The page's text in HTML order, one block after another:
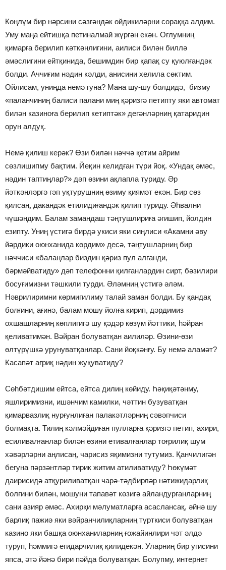
Көңлүм бир нәрсини сәзгәндәк өйдикиләрни сораққа алдим.
Уму маңа ейтишқа петиналмай жүргән екән. Оғлумниң
қимарға берилип кәткәнлигини, аилиси билән биллә
әмәслигини ейтқинида, бешимдин бир қапақ су қуюлғандәк
болди. Аччиғим нәдин кәлди, анисини хелила сөктим.
Ойлисам, униңда немә гуна? Мана шу-шу болдидә, бизму
«паланчиниң балиси палани миң қәризгә петипту яки автомат
билән казиноға берилип кетиптәк» дегәнләрниң қатаридин
орун алдуқ.
Немә қилиш керәк? Өзи билән нәччә қетим айрим
сөзлишипму бақтим. Йеқин келидған түри йоқ. «Ундақ әмәс,
нәдин таптиңлар?» дәп өзини ақлапла туриду. Әр
йәткәнләргә гәп уқтурушниң өзиму қиямәт екән. Бир сөз
қилсаң, дакандәк етилидиғандәк қилип туриду. Әһвални
чүшәндим. Балам замандаш тәңтушлириға әгишип, йолдин
езипту. Униң үстигә бирдә укиси яки сиңлиси «Акамни әву
йәрдики оюнханида көрдим» десә, тәңтушларниң бир
нәччиси «балаңлар биздин қәриз пул алғанди,
бәрмәйватиду» дәп телефонни қилғанлардин сирт, бәзилири
босуғимизни тәшкили турди. Әләмниң үстигә әләм.
Нәврилиримни көрмигилиму талай заман болди. Бу қандақ
болғини, ағинә, балам мошу йолға кирип, дәрдимиз
охшашларниң көплигигә шу қәдәр көзүм йәттики, һәйран
қеливатимән. Вәйран болуватқан аилиләр. Өзини-өзи
өлтүрүшкә урунуватқанлар. Сани йоқкәнғу. Бу немә аламәт?
Касапәт ағриқ нәдин жуқуватиду?
Сөһбәтдишим ейтса, ейтса дилиң көйиду. Һәқиқәтәнму,
яшлиримизни, ишәнчим камилки, чәттин бузуватқан
қимарвазлиқ нурғунлиған палакәтләрниң сәвәпчиси
болмақта. Тилиң кәлмәйдиған пулларға қәризгә петип, ахири,
есиливалғанлар билән өзини етивалғанлар тоғрилиқ шум
хәвәрләрни аңлисаң, чарисиз яқимизни тутумиз. Қанчилигән
бегуна пәрзәнтләр тирик житим атиливатиду? Һөкүмәт
даирисидә атқуриливатқан чарә-тәдбирләр нәтижидарлиқ
болғини билән, мошуни тапавәт көзигә айландурғанларниң
сани азияр әмәс. Ахирқи мәлуматларға асаслансақ, әйнә шу
барлиқ пажиә яки вәйранчилиқларниң түрткиси болуватқан
казино яки башқа оюнханиларниң ғожайинлири чәт әлдә
туруп, һәммигә егидарчилиқ қилидекән. Уларниң бир угисини
япса, әтә йәнә бири пәйда болуватқан. Болупму, интернет